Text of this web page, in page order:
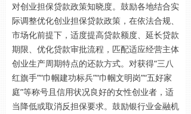
对创业担保贷款政策知晓度。鼓励各地结合实
际调整优化创业担保贷款政策，在依法合规、
市场化前提下，适度提高贷款额度、延长贷款
期限、优化贷款审批流程，匹配适应经营主体
创业生产周期特点的还款方式。对获得“三八
红旗手”“巾帼建功标兵”“巾帼文明岗”“五好家
庭”等称号且信用状况良好的女性创业者，适
当降低或取消反担保要求。鼓励银行业金融机